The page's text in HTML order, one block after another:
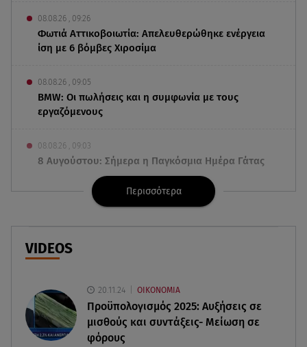
08.08.26 , 09:26
Φωτιά Αττικοβοιωτία: Απελευθερώθηκε ενέργεια
ίση με 6 βόμβες Χιροσίμα
08.08.26 , 09:05
BMW: Οι πωλήσεις και η συμφωνία με τους
εργαζόμενους
08.08.26 , 09:03
8 Αυγούστου: Σήμερα η Παγκόσμια Ημέρα Γάτας
08.08.26 , 08:47
Καιρός Δεκαπενταύγουστος: Βοριάδες έως 9
μποφόρ και πτώση θερμοκρασίας
08.08.26 , 03:00
07.08.26 , 22:40
Χανιά: Φίδι δάγκωσε 13χρονο σε παραλία
Περισσότερα
VIDEOS
20.11.24 ΟΙΚΟΝΟΜΙΑ
Προϋπολογισμός 2025: Αυξήσεις σε
μισθούς και συντάξεις- Μείωση σε
φόρους